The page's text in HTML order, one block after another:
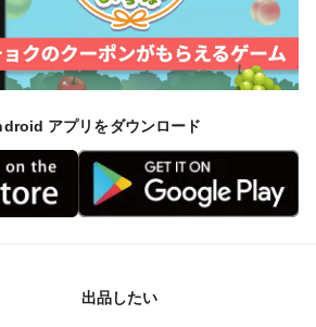
アプリをダウンロード
出品したい